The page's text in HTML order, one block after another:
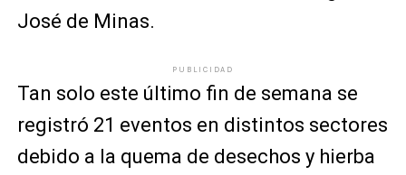
José de Minas.
PUBLICIDAD
Tan solo este último fin de semana se
registró 21 eventos en distintos sectores
debido a la quema de desechos y hierba